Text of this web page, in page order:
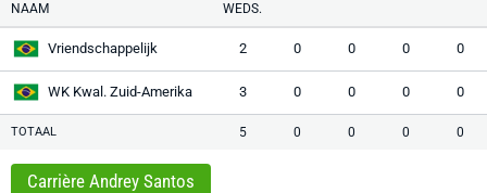
NAAM WEDS.
Vriendschappelijk 2 0 0 0 0
WK Kwal. Zuid-Amerika 3 0 0 0 0
TOTAAL 5 0 0 0 0
Carrière Andrey Santos